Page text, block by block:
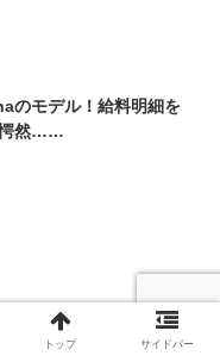
のモデル！給料明細を
愕然……
スカウトマンの本音、
トップ サイドバー